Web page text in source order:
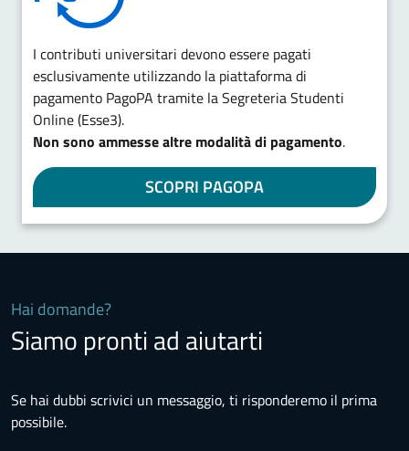
I contributi universitari devono essere pagati
esclusivamente utilizzando la piattaforma di
pagamento PagoPA tramite la Segreteria Studenti
Online (Esse3).
Non sono ammesse altre modalità di pagamento.
SCOPRI PAGOPA
Hai domande?
Siamo pronti ad aiutarti
Se hai dubbi scrivici un messaggio, ti risponderemo il prima
possibile.